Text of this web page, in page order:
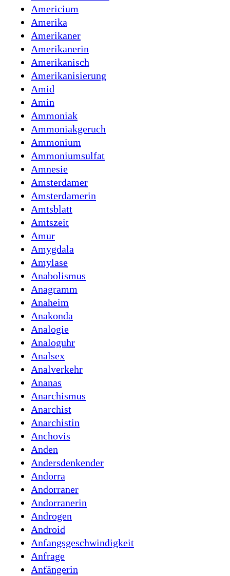
Americium
Amerika
Amerikaner
Amerikanerin
Amerikanisch
Amerikanisierung
Amid
Amin
Ammoniak
Ammoniakgeruch
Ammonium
Ammoniumsulfat
Amnesie
Amsterdamer
Amsterdamerin
Amtsblatt
Amtszeit
Amur
Amygdala
Amylase
Anabolismus
Anagramm
Anaheim
Anakonda
Analogie
Analoguhr
Analsex
Analverkehr
Ananas
Anarchismus
Anarchist
Anarchistin
Anchovis
Anden
Andersdenkender
Andorra
Andorraner
Andorranerin
Androgen
Android
Anfangsgeschwindigkeit
Anfrage
Anfängerin